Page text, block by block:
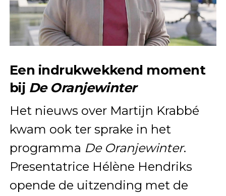
Een indrukwekkend moment
bij De Oranjewinter
Het nieuws over Martijn Krabbé
kwam ook ter sprake in het
programma De Oranjewinter.
Presentatrice Hélène Hendriks
opende de uitzending met de